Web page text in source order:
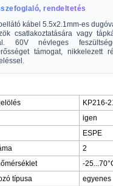
rendeltetés
kábel 5.5x2.1mm-es
csatlakoztatására vagy
60V névleges
támogat, nikkelezett
KP216-
igen
ESPE
2
-
típusa
egyenes